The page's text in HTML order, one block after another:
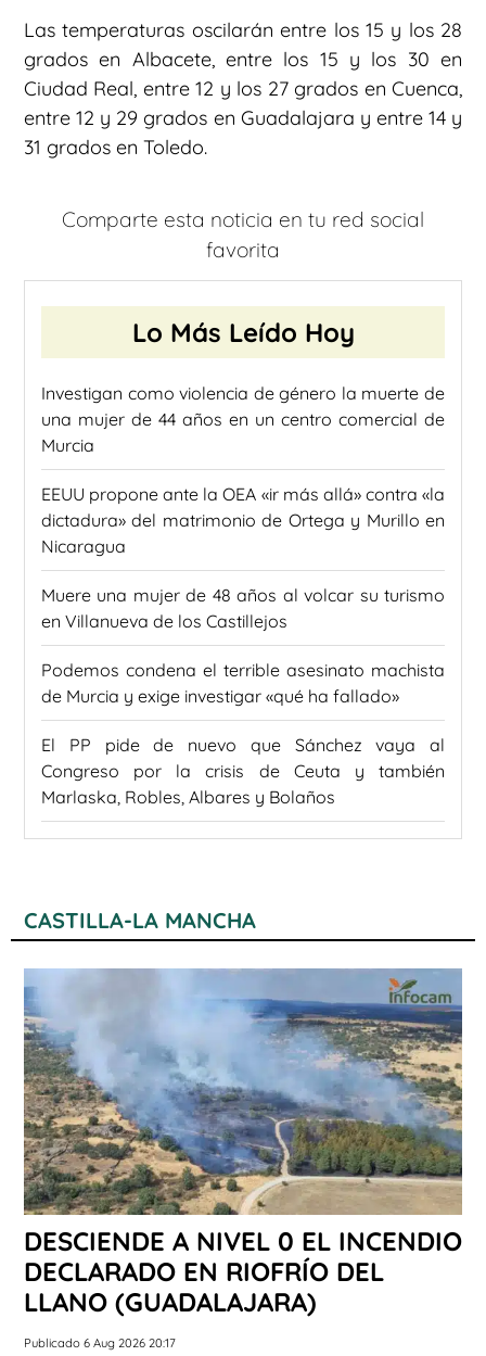
Las temperaturas oscilarán entre los 15 y los 28
grados en Albacete, entre los 15 y los 30 en
Ciudad Real, entre 12 y los 27 grados en Cuenca,
entre 12 y 29 grados en Guadalajara y entre 14 y
31 grados en Toledo.
Comparte esta noticia en tu red social
favorita
Lo Más Leído Hoy
Investigan como violencia de género la muerte de
una mujer de 44 años en un centro comercial de
Murcia
EEUU propone ante la OEA «ir más allá» contra «la
dictadura» del matrimonio de Ortega y Murillo en
Nicaragua
Muere una mujer de 48 años al volcar su turismo
en Villanueva de los Castillejos
Podemos condena el terrible asesinato machista
de Murcia y exige investigar «qué ha fallado»
El PP pide de nuevo que Sánchez vaya al
Congreso por la crisis de Ceuta y también
Marlaska, Robles, Albares y Bolaños
CASTILLA-LA MANCHA
DESCIENDE A NIVEL 0 EL INCENDIO
DECLARADO EN RIOFRÍO DEL
LLANO (GUADALAJARA)
Publicado 6 Aug 2026 20:17